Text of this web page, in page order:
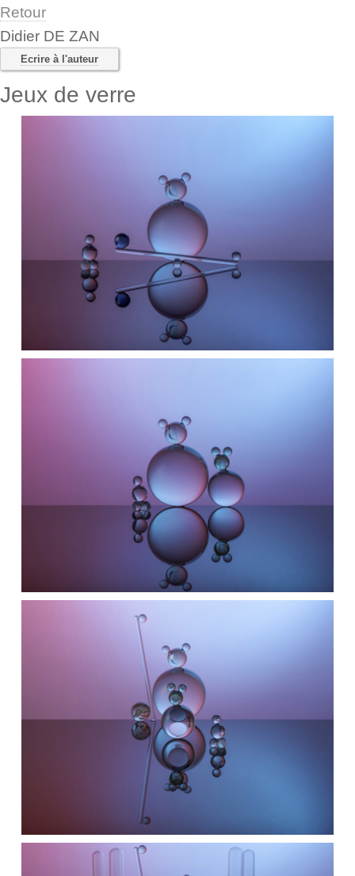
Retour
Didier DE ZAN
Ecrire à l'auteur
Jeux de verre